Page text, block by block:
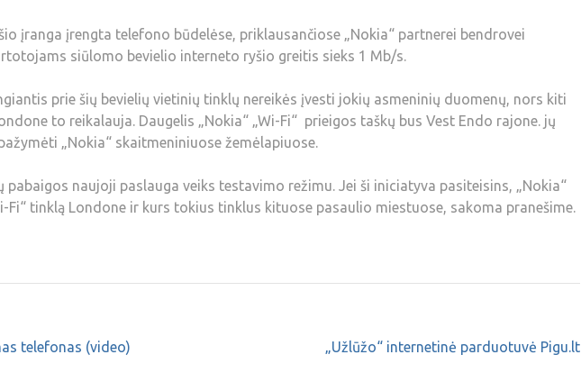
įranga įrengta telefono būdelėse, priklausančiose „Nokia“ partnerei bendrovei
siūlomo bevielio interneto ryšio greitis sieks 1 Mb/s.
prie šių bevielių vietinių tinklų nereikės įvesti jokių asmeninių duomenų, nors kiti
to reikalauja. Daugelis „Nokia“ „Wi-Fi“ prieigos taškų bus Vest Endo rajone. jų
„Nokia“ skaitmeniniuose žemėlapiuose.
pabaigos naujoji paslauga veiks testavimo režimu. Jei ši iniciatyva pasiteisins, „Nokia“
Fi“ tinklą Londone ir kurs tokius tinklus kituose pasaulio miestuose, sakoma pranešime.
telefonas (video) „Užlūžo“ internetinė parduotuvė Pigu.lt